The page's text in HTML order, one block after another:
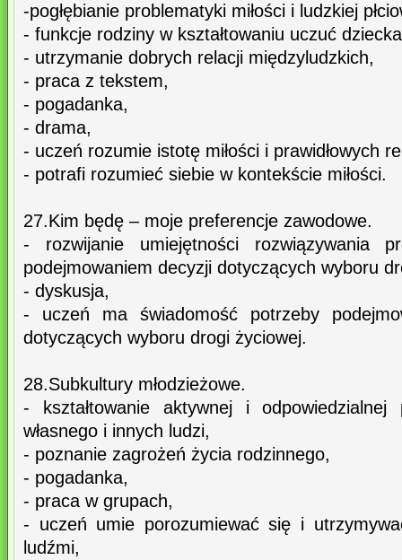
-pogłębianie problematyki miłości i ludzkiej
- funkcje rodziny w kształtowaniu uczuć
- utrzymanie dobrych relacji międzyludzkich,
- praca z tekstem,
- pogadanka,
- drama,
- uczeń rozumie istotę miłości i prawidłowych
- potrafi rozumieć siebie w kontekście miłości.
27.Kim będę – moje preferencje zawodowe.
- rozwijanie umiejętności rozwiązywania
podejmowaniem decyzji dotyczących wyboru
- dyskusja,
- uczeń ma świadomość potrzeby
dotyczących wyboru drogi życiowej.
28.Subkultury młodzieżowe.
- kształtowanie aktywnej i odpowiedzialnej
własnego i innych ludzi,
- poznanie zagrożeń życia rodzinnego,
- pogadanka,
- praca w grupach,
- uczeń umie porozumiewać się i
ludźmi,